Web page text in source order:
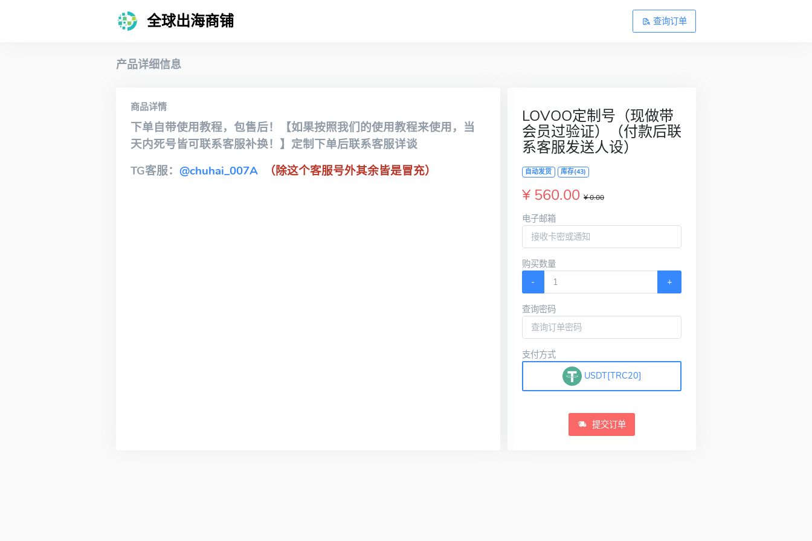
全球出海商铺 查询订单
产品详细信息
LOVOO定制号（现做带
会员过验证）（付款后联
系客服发送人设）
自动发货 库存(43)
¥ 560.00 ¥ 0.00
电子邮箱
购买数量
-
+
查询密码
支付方式
USDT[TRC20]
提交订单
商品详情
下单自带使用教程，包售后！【如果按照我们的使用教程来使用，当
天内死号皆可联系客服补换！】定制下单后联系客服详谈
TG客服： @chuhai_007A （除这个客服号外其余皆是冒充）